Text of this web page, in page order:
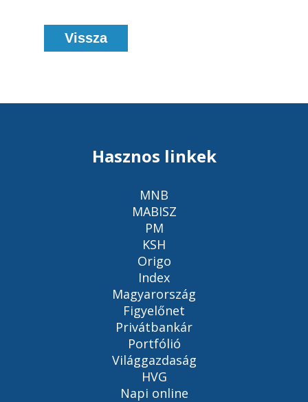
Vissza
Hasznos linkek
MNB
MABISZ
PM
KSH
Origo
Index
Magyarország
Figyelőnet
Privátbankár
Portfólió
Világgazdaság
HVG
Napi online